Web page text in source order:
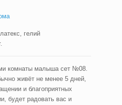
гелий
комнаты малыша сет №08.
живёт не менее 5 дней,
и благоприятных
будет радовать вас и